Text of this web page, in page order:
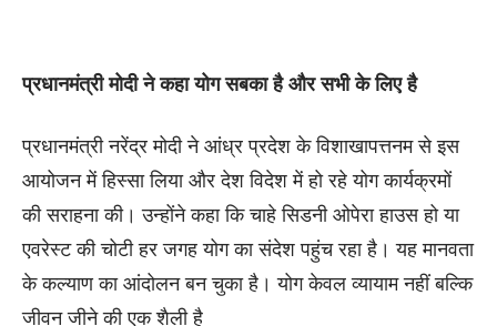
प्रधानमंत्री मोदी ने कहा योग सबका है और सभी के लिए है
प्रधानमंत्री नरेंद्र मोदी ने आंध्र प्रदेश के विशाखापत्तनम से इस
आयोजन में हिस्सा लिया और देश विदेश में हो रहे योग कार्यक्रमों
की सराहना की। उन्होंने कहा कि चाहे सिडनी ओपेरा हाउस हो या
एवरेस्ट की चोटी हर जगह योग का संदेश पहुंच रहा है। यह मानवता
के कल्याण का आंदोलन बन चुका है। योग केवल व्यायाम नहीं बल्कि
जीवन जीने की एक शैली है